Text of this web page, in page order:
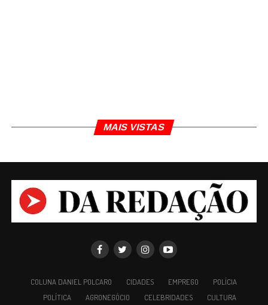
MAIS VISTAS
COLUNA DANIEL POLCARO CIDADES EMPREGO
POLÍCIA
POLÍTICA
AGRONEGÓCIO CELEBRIDADES CULTURA